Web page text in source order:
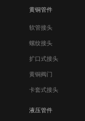
黄铜管件
软管接头
螺纹接头
扩口式接头
黄铜阀门
卡套式接头
液压管件